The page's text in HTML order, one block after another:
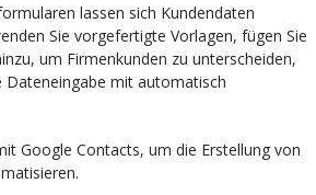
lassen sich Kundendaten
Sie vorgefertigte Vorlagen, fügen Sie
um Firmenkunden zu unterscheiden,
Dateneingabe mit automatisch
Google Contacts, um die Erstellung von